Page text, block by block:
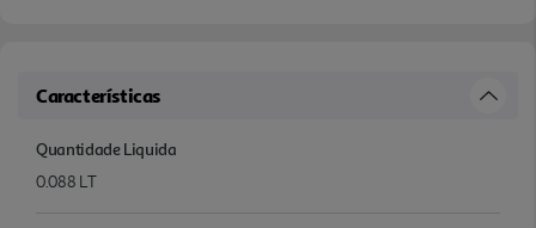
Características
Quantidade Liquida
0.088 LT